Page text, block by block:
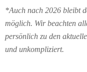
*Auch nach 2026 bleibt
möglich. Wir beachten
persönlich zu den
und unkompliziert.